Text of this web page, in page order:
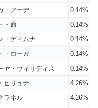
・アーデ
0.14%
・命
0.14%
・ディムナ
0.14%
・ローガ
0.14%
ヤ・ウィリディス
0.14%
ヒリュテ
4.26%
ラネル
4.26%